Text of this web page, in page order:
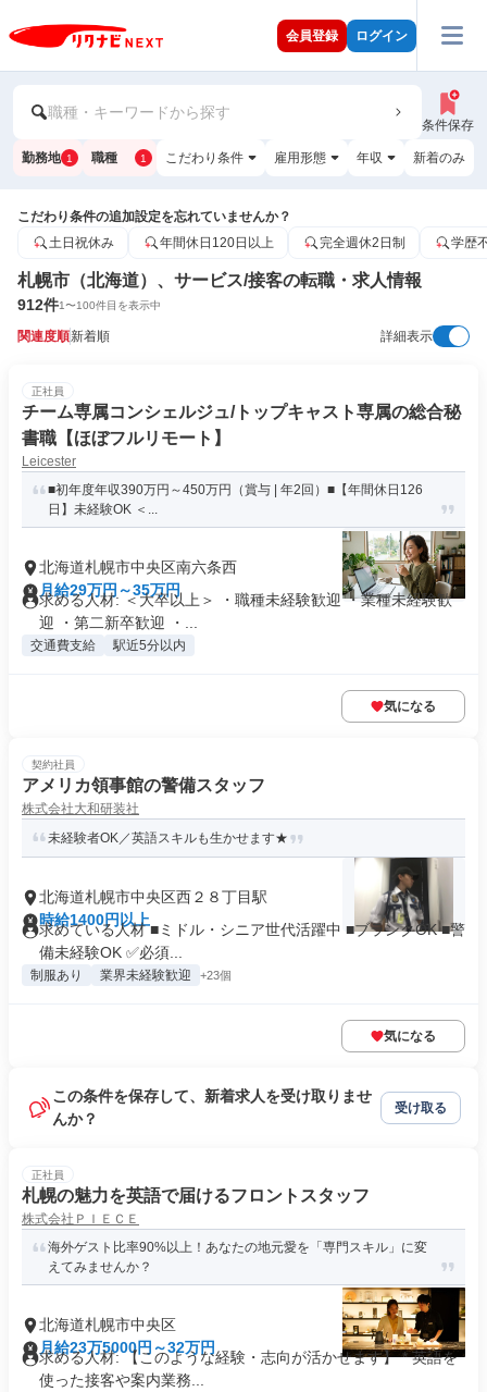
会員登録 ログイン
職種・キーワードから探す
条件保存
勤務地 1 職種 1 こだわり条件 雇用形態 年収 新着のみ
こだわり条件の追加設定を忘れていませんか？
土日祝休み
年間休日120日以上 完全週休2日制 学歴
札幌市（北海道）、サービス/接客の転職・求人情報
912件1〜100件目を表示中
関連度順新着順 詳細表示
正社員
チーム専属コンシェルジュ/トップキャスト専属の総合秘
書職【ほぼフルリモート】
Leicester
■初年度年収390万円～450万円（賞与 | 年2回）■【年間休日126
日】未経験OK ＜...
北海道札幌市中央区南六条西
月給29万円～35万円
求める人材: ＜大卒以上＞ ・職種未経験歓迎 ・業種未経験歓
迎 ・第二新卒歓迎 ・...
交通費支給 駅近5分以内
気になる
契約社員
アメリカ領事館の警備スタッフ
株式会社大和研装社
未経験者OK／英語スキルも生かせます★
北海道札幌市中央区西２８丁目駅
時給1400円以上
求めている人材 ■ミドル・シニア世代活躍中 ■ブランクOK ■警
備未経験OK ✅必須...
制服あり 業界未経験歓迎 +23個
気になる
この条件を保存して、新着求人を受け取りませ
んか？
受け取る
正社員
札幌の魅力を英語で届けるフロントスタッフ
株式会社ＰＩＥＣＥ
海外ゲスト比率90%以上！あなたの地元愛を「専門スキル」に変
えてみませんか？
北海道札幌市中央区
月給23万5000円～32万円
求める人材: 【このような経験・志向が活かせます】 * 英語を
使った接客や案内業務...